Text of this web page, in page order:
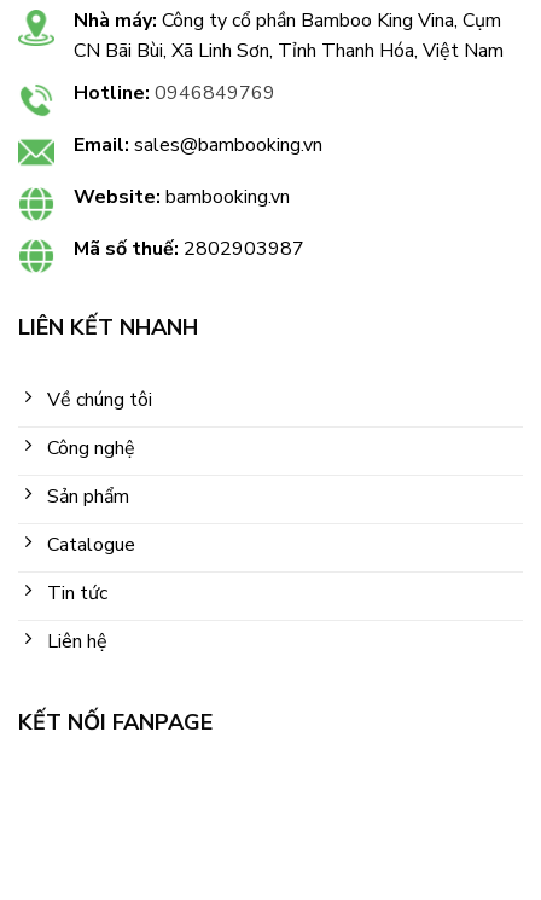
Nhà máy: Công ty cổ phần Bamboo King Vina, Cụm
CN Bãi Bùi, Xã Linh Sơn, Tỉnh Thanh Hóa, Việt Nam
Hotline: 0946849769
Email: sales@bambooking.vn
Website: bambooking.vn
Mã số thuế: 2802903987
LIÊN KẾT NHANH
Về chúng tôi
Công nghệ
Sản phẩm
Catalogue
Tin tức
Liên hệ
KẾT NỐI FANPAGE